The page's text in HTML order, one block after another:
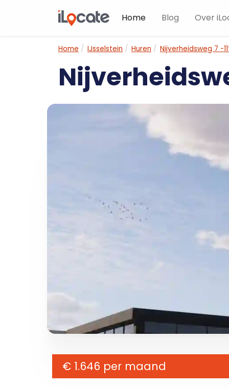
Home Blog Over
Home IJsselstein Huren Nijverheidsweg 7 -
€ 1.646 per maand